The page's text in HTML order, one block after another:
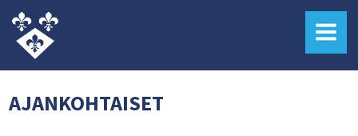
MENU
AJANKOHTAISET